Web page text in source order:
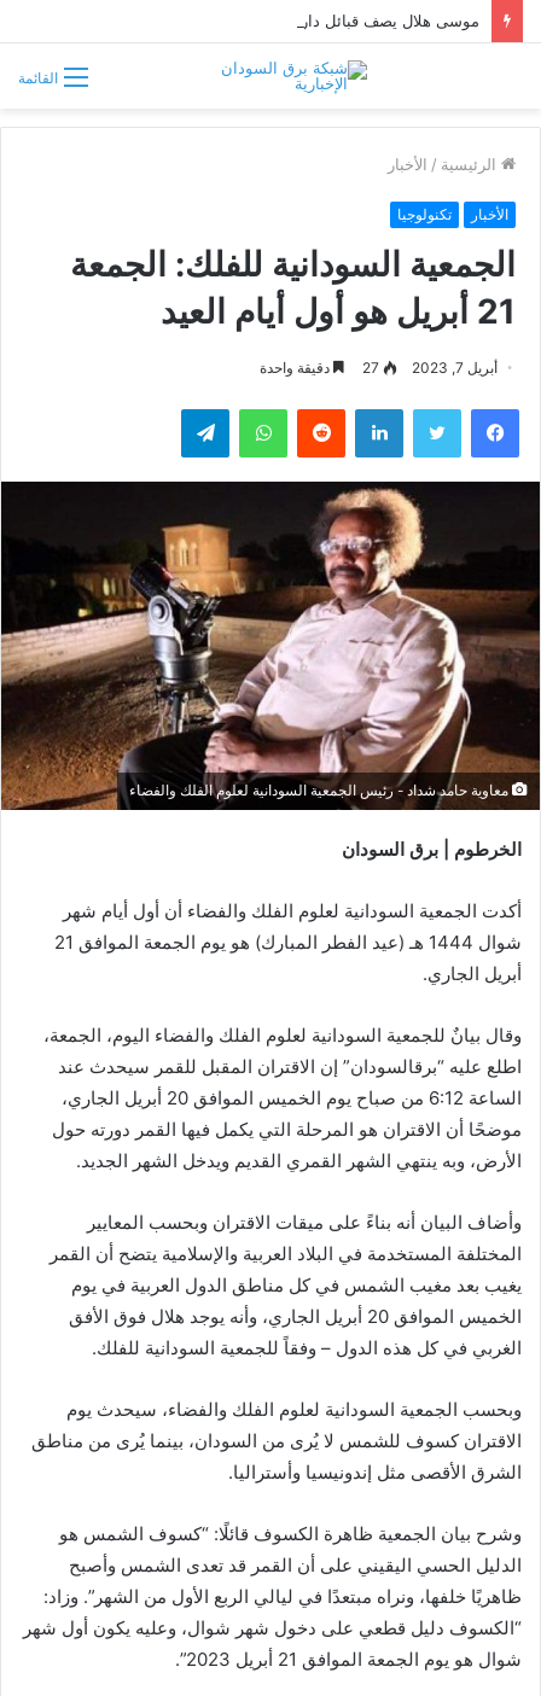
القائمة
الرئيسية / الأخبار
الأخبار تكنولوجيا
الجمعية السودانية للفلك: الجمعة
21 أبريل هو أول أيام العيد
أبريل 7, 2023 27 دقيقة واحدة
فيسبوك تويتر لينكدإن واتساب تيلقرام
معاوية حامد شداد - رئيس الجمعية السودانية لعلوم الفلك والفضاء
الخرطوم | برق السودان
أكدت الجمعية السودانية لعلوم الفلك والفضاء أن أول أيام شهر
شوال 1444 هـ (عيد الفطر المبارك) هو يوم الجمعة الموافق 21
أبريل الجاري.
وقال بيانٌ للجمعية السودانية لعلوم الفلك والفضاء اليوم، الجمعة،
اطلع عليه “برقالسودان” إن الاقتران المقبل للقمر سيحدث عند
الساعة 6:12 من صباح يوم الخميس الموافق 20 أبريل الجاري،
موضحًا أن الاقتران هو المرحلة التي يكمل فيها القمر دورته حول
الأرض، وبه ينتهي الشهر القمري القديم ويدخل الشهر الجديد.
وأضاف البيان أنه بناءً على ميقات الاقتران وبحسب المعايير
المختلفة المستخدمة في البلاد العربية والإسلامية يتضح أن القمر
يغيب بعد مغيب الشمس في كل مناطق الدول العربية في يوم
الخميس الموافق 20 أبريل الجاري، وأنه يوجد هلال فوق الأفق
الغربي في كل هذه الدول – وفقاً للجمعية السودانية للفلك.
وبحسب الجمعية السودانية لعلوم الفلك والفضاء، سيحدث يوم
الاقتران كسوف للشمس لا يُرى من السودان، بينما يُرى من مناطق
الشرق الأقصى مثل إندونيسيا وأستراليا.
وشرح بيان الجمعية ظاهرة الكسوف قائلًا: “كسوف الشمس هو
الدليل الحسي اليقيني على أن القمر قد تعدى الشمس وأصبح
ظاهريًا خلفها، ونراه مبتعدًا في ليالي الربع الأول من الشهر”. وزاد:
“الكسوف دليل قطعي على دخول شهر شوال، وعليه يكون أول شهر
شوال هو يوم الجمعة الموافق 21 أبريل 2023”.